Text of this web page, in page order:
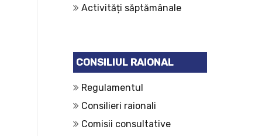
Activități săptămânale
CONSILIUL RAIONAL
Regulamentul
Consilieri raionali
Comisii consultative